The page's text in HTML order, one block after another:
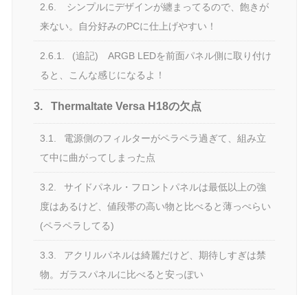
2.6.
シンプルにデザインが纏まってるので、飽きが
来ない。自分好みのPCに仕上げやすい！
2.6.1.
(追記) ARGB LEDを前面パネル側に取り付け
ると、こんな感じになるよ！
3. Thermaltate Versa H18の欠点
3.1.
電源側のフィルターがペラペラ過ぎて、組み立
て中に曲がってしまった点
3.2.
サイドパネル・フロントパネルは最低以上の強
度はあるけど、値段帯の高い物と比べると薄っぺらい
(ペラペラしてる)
3.3.
アクリルパネルは綺麗だけど、期待しすぎは禁
物。ガラスパネルに比べると安っぽい